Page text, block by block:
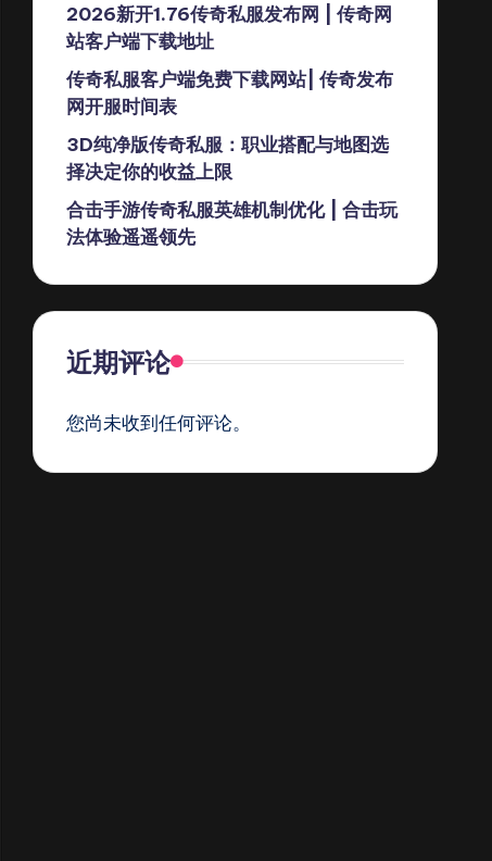
2026新开1.76传奇私服发布网 | 传奇网
站客户端下载地址
传奇私服客户端免费下载网站| 传奇发布
网开服时间表
3D纯净版传奇私服：职业搭配与地图选
择决定你的收益上限
合击手游传奇私服英雄机制优化 | 合击玩
法体验遥遥领先
近期评论
您尚未收到任何评论。